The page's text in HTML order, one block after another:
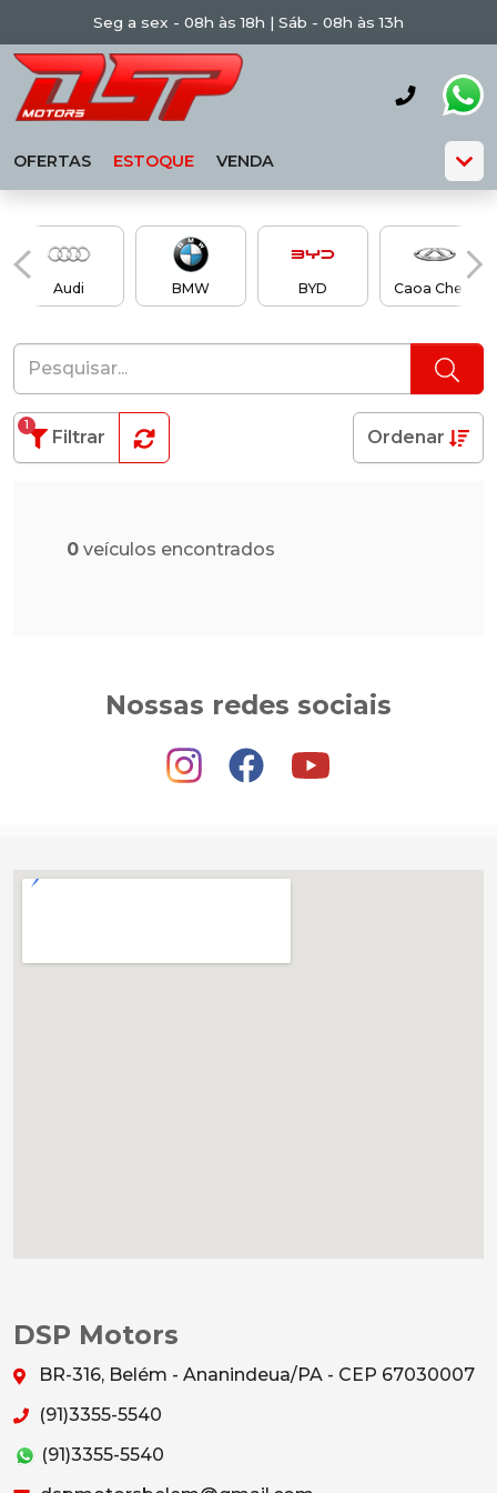
Seg a sex - 08h às 18h | Sáb - 08h às 13h
OFERTAS ESTOQUE VENDA
Audi BMW BYD Caoa Chery
Filtrar
1
Ordenar
0 veículos encontrados
Nossas redes sociais
DSP Motors
BR-316, Belém - Ananindeua/PA - CEP 67030007
(91)3355-5540
(91)3355-5540